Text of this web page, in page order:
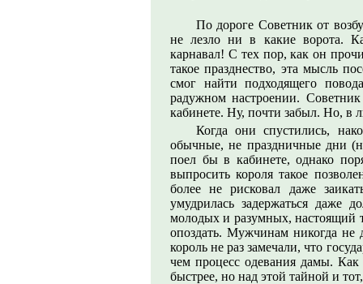
По дороге Советник от
не лезло ни в какие ворота.
карнавал! С тех пор, как он
такое празднество, эта мысль
смог найти подходящего
радужном настроении.
кабинете. Ну, почти забыл. Но, в
Когда они спустились,
обычные, не праздничные дни
поел бы в кабинете, однако
выпросить короля такое
более не рисковал даже
умудрилась задержаться
молодых и разумных, настоящий
опоздать. Мужчинам никогда не
король не раз замечали, что
чем процесс одевания дамы. Как
быстрее, но над этой тайной и